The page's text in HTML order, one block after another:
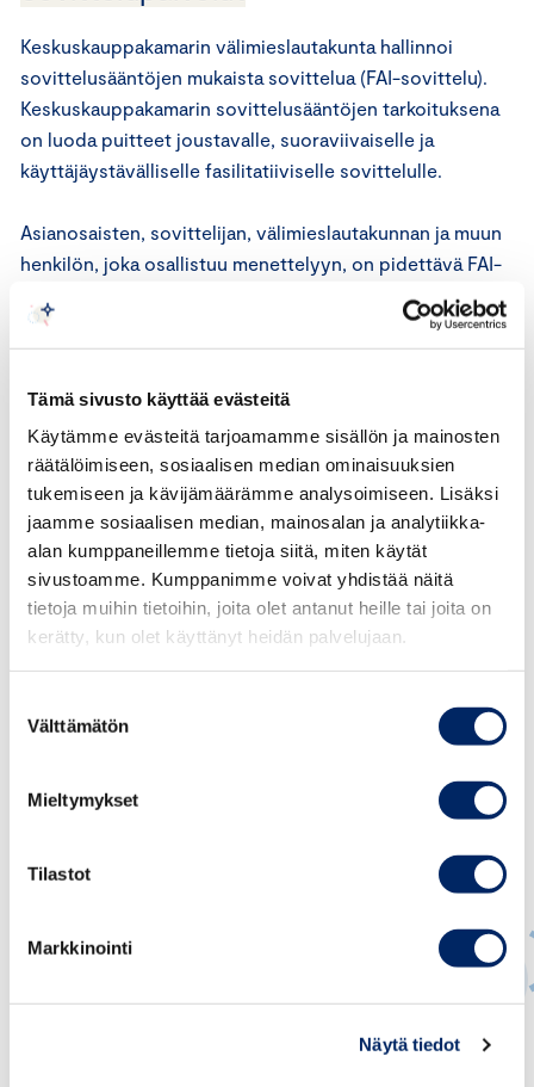
Tämä sivusto käyttää evästeitä
Käytämme evästeitä tarjoamamme sisällön ja mainosten
räätälöimiseen, sosiaalisen median ominaisuuksien
tukemiseen ja kävijämäärämme analysoimiseen. Lisäksi
jaamme sosiaalisen median, mainosalan ja analytiikka-
alan kumppaneillemme tietoja siitä, miten käytät
sivustoamme. Kumppanimme voivat yhdistää näitä
tietoja muihin tietoihin, joita olet antanut heille tai joita on
kerätty, kun olet käyttänyt heidän palvelujaan.
valinta
Välttämätön
Mieltymykset
Tilastot
Markkinointi
Näytä tiedot
Keskuskauppakamarin välimieslautakunta hallinnoi
sovittelusääntöjen mukaista sovittelua (FAI-sovittelu).
Keskuskauppakamarin sovittelusääntöjen tarkoituksena
on luoda puitteet joustavalle, suoraviivaiselle ja
käyttäjäystävälliselle fasilitatiiviselle sovittelulle.
Asianosaisten, sovittelijan, välimieslautakunnan ja muun
henkilön, joka osallistuu menettelyyn, on pidettävä FAI-
sovittelu ja sen lopputulos salassa. Asianosaiset voivat
sopia välimieslautakunnan välimiesmenettelypalveluiden
käyttämisestä, jos he eivät pääse sovintoon tai jos he
haluavat, että sovintosopimus vahvistetaan
Lue lisää FAI-sovittelusta
Vastaava asiantuntija